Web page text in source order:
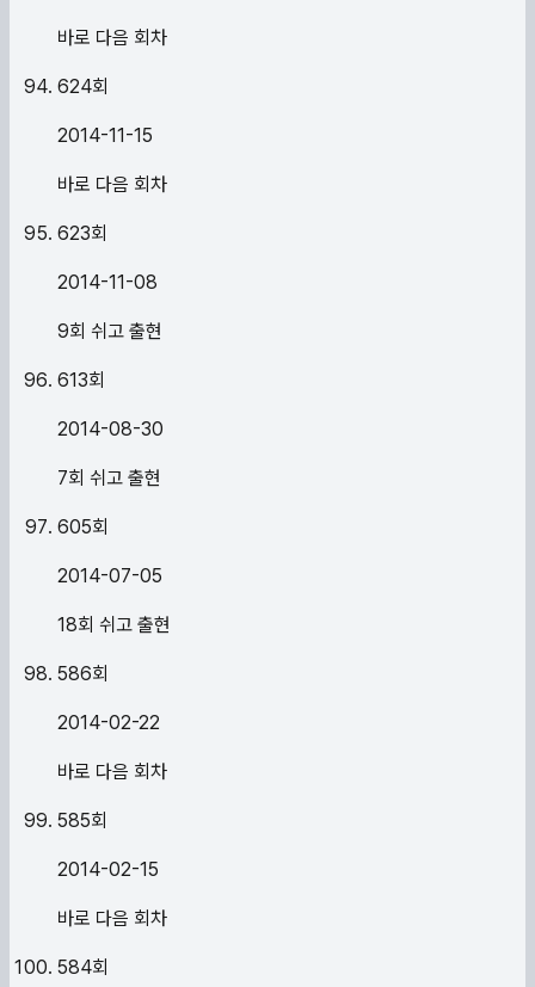
바로 다음 회차
624회
2014-11-15
바로 다음 회차
623회
2014-11-08
9회 쉬고 출현
613회
2014-08-30
7회 쉬고 출현
605회
2014-07-05
18회 쉬고 출현
586회
2014-02-22
바로 다음 회차
585회
2014-02-15
바로 다음 회차
584회